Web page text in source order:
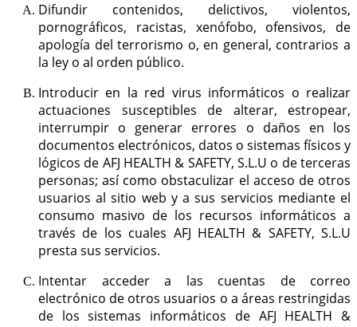
Difundir contenidos, delictivos, violentos,
pornográficos, racistas, xenófobo, ofensivos, de
apología del terrorismo o, en general, contrarios a
la ley o al orden público.
Introducir en la red virus informáticos o realizar
actuaciones susceptibles de alterar, estropear,
interrumpir o generar errores o daños en los
documentos electrónicos, datos o sistemas físicos y
lógicos de AFJ HEALTH & SAFETY, S.L.U o de terceras
personas; así como obstaculizar el acceso de otros
usuarios al sitio web y a sus servicios mediante el
consumo masivo de los recursos informáticos a
través de los cuales AFJ HEALTH & SAFETY, S.L.U
presta sus servicios.
Intentar acceder a las cuentas de correo
electrónico de otros usuarios o a áreas restringidas
de los sistemas informáticos de AFJ HEALTH &